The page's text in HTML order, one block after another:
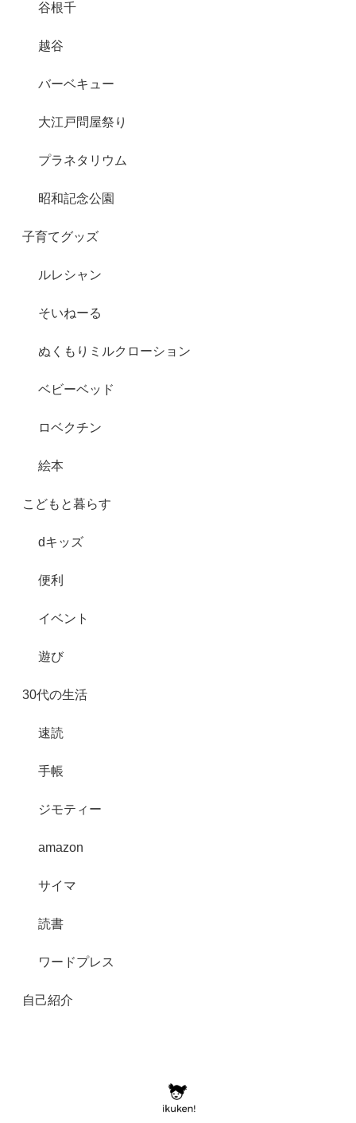
谷根千
越谷
バーベキュー
大江戸問屋祭り
プラネタリウム
昭和記念公園
子育てグッズ
ルレシャン
そいねーる
ぬくもりミルクローション
ベビーベッド
ロベクチン
絵本
こどもと暮らす
dキッズ
便利
イベント
遊び
30代の生活
速読
手帳
ジモティー
amazon
サイマ
読書
ワードプレス
自己紹介